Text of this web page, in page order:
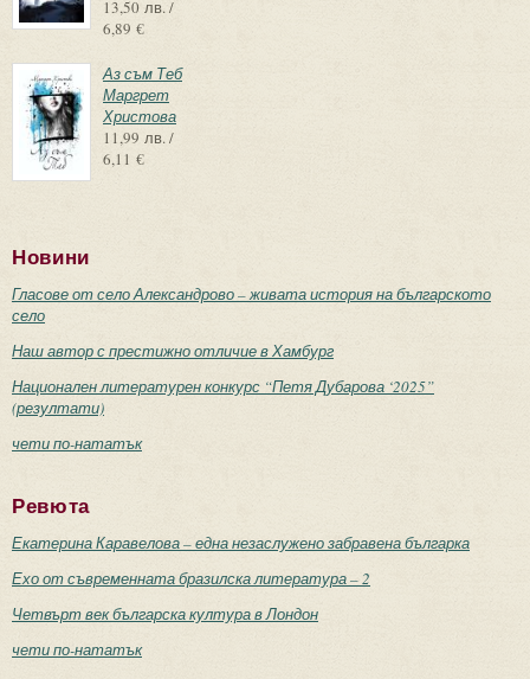
13,50 лв. /
6,89 €
Аз съм Теб
Маргрет
Христова
11,99 лв. /
6,11 €
Новини
Гласове от село Александрово – живата история на българското
село
Наш автор с престижно отличие в Хамбург
Национален литературен конкурс “Петя Дубарова ‘2025”
(резултати)
чети по-нататък
Ревюта
Екатерина Каравелова – една незаслужено забравена българка
Ехо от съвременната бразилска литература – 2
Четвърт век българска култура в Лондон
чети по-нататък